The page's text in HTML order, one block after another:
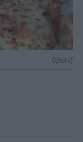
Οβελίξ